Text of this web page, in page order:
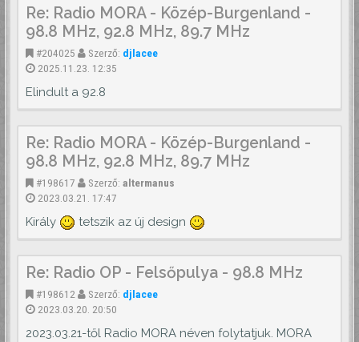
Re: Radio MORA - Közép-Burgenland -
98.8 MHz, 92.8 MHz, 89.7 MHz
#204025 Szerző: djlacee
2025.11.23. 12:35
Elindult a 92.8
Re: Radio MORA - Közép-Burgenland -
98.8 MHz, 92.8 MHz, 89.7 MHz
#198617 Szerző: altermanus
2023.03.21. 17:47
Király tetszik az új design
Re: Radio OP - Felsőpulya - 98.8 MHz
#198612 Szerző: djlacee
2023.03.20. 20:50
2023.03.21-től Radio MORA néven folytatjuk. MORA